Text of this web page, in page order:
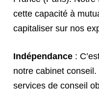
cette capacité à
capitaliser sur nos
Indépendance:
notre cabinet
services de conseil